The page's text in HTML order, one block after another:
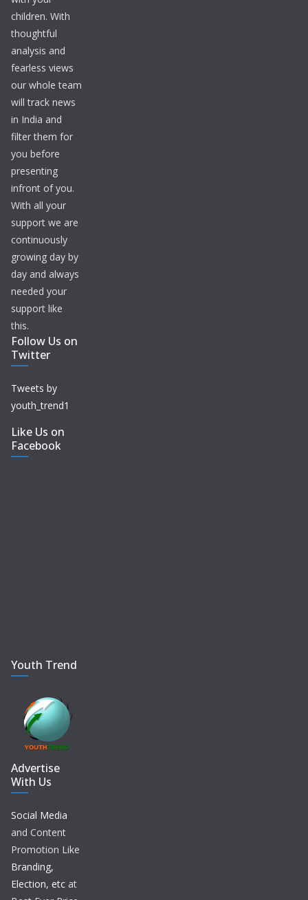
children. With
thoughtful
analysis and
fearless views
our whole team
will track news
in India and
filter them for
you before
presenting
infront of you.
With all your
support we are
continuously
growing day by
day and always
needed your
support like
this.
Follow Us on
Twitter
Tweets by
youth_trend1
Like Us on
Facebook
Youth Trend
Advertise
With Us
Social Media
and Content
Promotion Like
Branding,
Election, etc at